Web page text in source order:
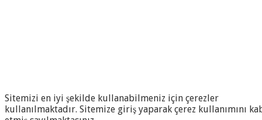
Sitemizi en iyi şekilde kullanabilmeniz için çerezler
kullanılmaktadır. Sitemize giriş yaparak çerez kullanımını